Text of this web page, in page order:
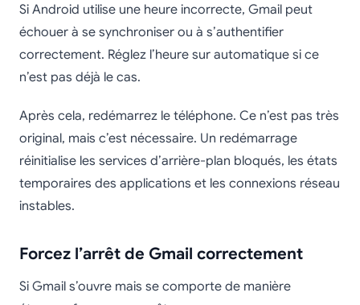
Si Android utilise une heure incorrecte, Gmail peut
échouer à se synchroniser ou à s’authentifier
correctement. Réglez l’heure sur automatique si ce
n’est pas déjà le cas.
Après cela, redémarrez le téléphone. Ce n’est pas très
original, mais c’est nécessaire. Un redémarrage
réinitialise les services d’arrière-plan bloqués, les états
temporaires des applications et les connexions réseau
instables.
Forcez l’arrêt de Gmail correctement
Si Gmail s’ouvre mais se comporte de manière